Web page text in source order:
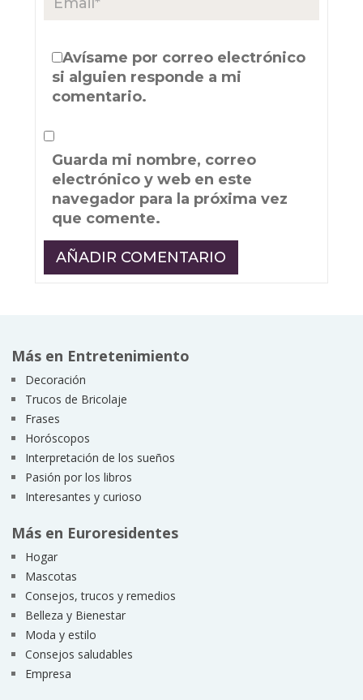
Avísame por correo electrónico
si alguien responde a mi
comentario.
Guarda mi nombre, correo
electrónico y web en este
navegador para la próxima vez
que comente.
Más en Entretenimiento
Decoración
Trucos de Bricolaje
Frases
Horóscopos
Interpretación de los sueños
Pasión por los libros
Interesantes y curioso
Más en Euroresidentes
Hogar
Mascotas
Consejos, trucos y remedios
Belleza y Bienestar
Moda y estilo
Consejos saludables
Empresa